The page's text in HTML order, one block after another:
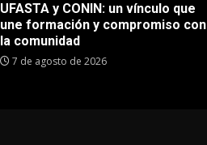
UFASTA y CONIN: un vínculo que
une formación y compromiso con
la comunidad
7 de agosto de 2026